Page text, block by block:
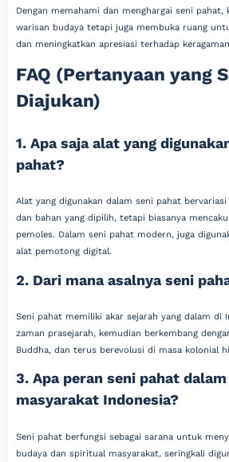
Dengan memahami dan menghargai seni pahat,
warisan budaya tetapi juga membuka ruang
dan meningkatkan apresiasi terhadap
FAQ (Pertanyaan yang
Diajukan)
1. Apa saja alat yang
pahat?
Alat yang digunakan dalam seni pahat
dan bahan yang dipilih, tetapi biasanya
pemoles. Dalam seni pahat modern, juga
alat pemotong digital.
2. Dari mana asalnya seni
Seni pahat memiliki akar sejarah yang dalam di
zaman prasejarah, kemudian berkembang
Buddha, dan terus berevolusi di masa kolonial
3. Apa peran seni pahat
masyarakat Indonesia?
Seni pahat berfungsi sebagai sarana untuk
budaya dan spiritual masyarakat, seringkali